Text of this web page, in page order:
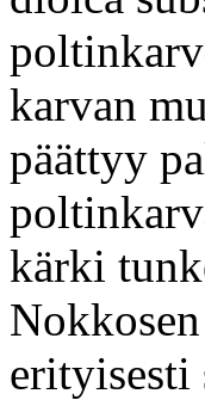
karvan
päättyy
kärki
erityisesti